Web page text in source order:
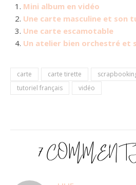
Mini album en vidéo
Une carte masculine et son
Une carte escamotable
Un atelier bien orchestré et
carte carte tirette
tutoriel français
vidéo
7